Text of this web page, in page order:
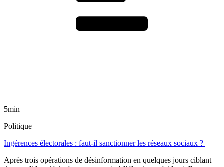
5min
Politique
Ingérences électorales : faut-il sanctionner les réseaux sociaux ?
Après trois opérations de désinformation en quelques jours ciblant